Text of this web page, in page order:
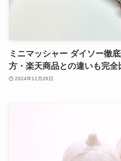
ミニマッシャー ダイソー徹
方・楽天商品との違いも完全
2024年11月26日